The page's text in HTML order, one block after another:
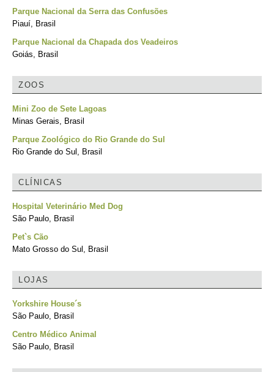
Parque Nacional da Serra das Confusões
Piauí, Brasil
Parque Nacional da Chapada dos Veadeiros
Goiás, Brasil
ZOOS
Mini Zoo de Sete Lagoas
Minas Gerais, Brasil
Parque Zoológico do Rio Grande do Sul
Rio Grande do Sul, Brasil
CLÍNICAS
Hospital Veterinário Med Dog
São Paulo, Brasil
Pet`s Cão
Mato Grosso do Sul, Brasil
LOJAS
Yorkshire House´s
São Paulo, Brasil
Centro Médico Animal
São Paulo, Brasil